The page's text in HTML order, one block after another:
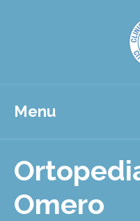
Menu
Omero